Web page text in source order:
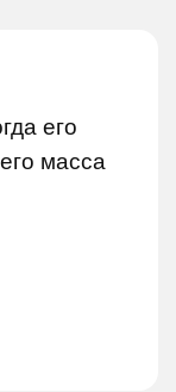
его
масса